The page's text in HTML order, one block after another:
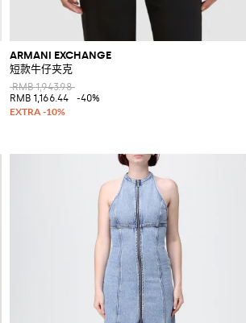
ARMANI EXCHANGE
短款牛仔夹克
RMB 1,943.98
RMB 1,166.44
-40%